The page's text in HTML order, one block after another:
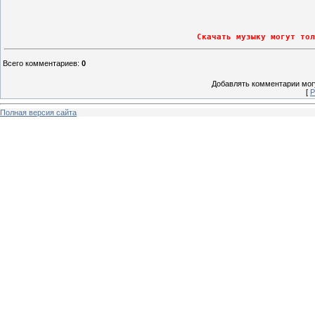
Скачать музыку могут
Всего комментариев: 0
Добавлять комментарии
[
Полная версия сайта